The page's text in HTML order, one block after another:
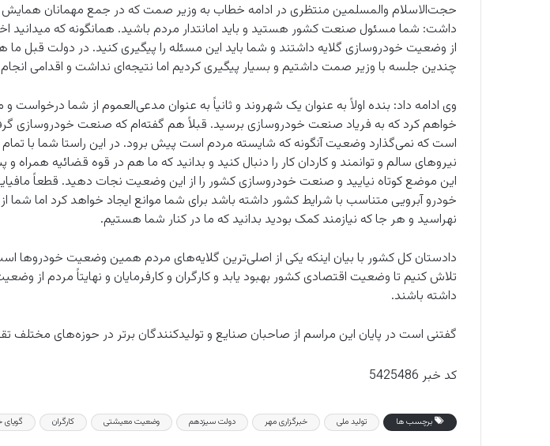
حجت‌الاسلام والمسلمین منتظری در ادامه خطاب به وزیر صمت که در جمع مهمانان همایش
داشت: شما مسئول صنعت کشور هستید و باید امانتدار مردم باشید. همانگونه که میدانید
از وضعیت خودروسازی گلایه داشتند و شما باید این مسئله را پیگیری کنید. در دولت قبل ما
چندین جلسه با وزیر صمت داشتیم و بسیار پیگیری کردیم اما نتیجه‌ای نداشت و اقدامی
وی ادامه داد: بنده اولاً به عنوان یک شهروند و ثانیاً به عنوان مدعی‌العموم از شما درخواست
خواهم کرد که به فریاد صنعت خودروسازی برسید. قبلاً هم گفته‌ام که صنعت خودروسازی
است که نمی‌گذارد وضعیت آنگونه که شایسته مردم است پیش برود. در این راستا شما با تمام
نیروهای سالم و توانمند و کاردان کار را دنبال کنید و بدانید که ما هم در قوه قضائیه همراه
این موضع کوتاه نیایید و صنعت خودروسازی کشور را از این وضعیت نجات دهید. قطعاً
خودرو آبرویی متناسب با شرایط کشور داشته باشد برای شما موانع ایجاد خواهد کرد اما شما
نهراسید و هر جا که نیازمند کمک بودید بدانید که ما در کنار شما هستیم.
دادستان کل کشور با بیان اینکه یکی از اصلی‌ترین گلایه‌های مردم همین وضعیت خودروها
تلاش کنیم تا وضعیت اقتصادی کشور بهبود یابد و کارگران و کارفرمایان و نهایتاً مردم از
داشته باشند.
گفتنی است در پایان این مراسم از صاحبان صنایع و تولیدکنندگان برتر در حوزه‌های مختلف
کد خبر 5425486
برچسب ها تولید ملی خبرگزاری مهر دولت سیزدهم وضعیت معیشتی کارگران گویای